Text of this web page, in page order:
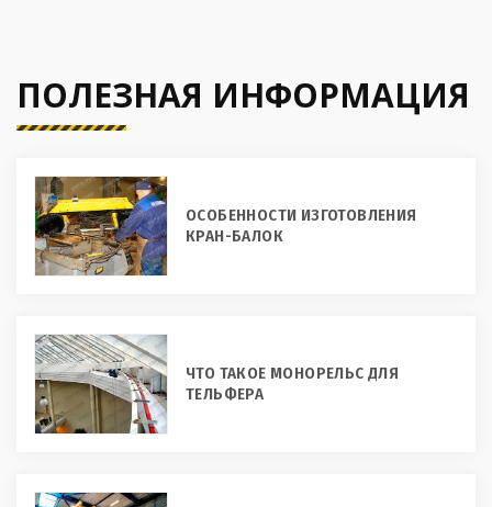
ПОЛЕЗНАЯ ИНФОРМАЦИЯ
ОСОБЕННОСТИ ИЗГОТОВЛЕНИЯ
КРАН-БАЛОК
ЧТО ТАКОЕ МОНОРЕЛЬС ДЛЯ
ТЕЛЬФЕРА